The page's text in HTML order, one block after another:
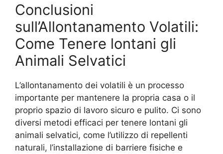
Conclusioni
sull’Allontanamento Volatili:
Come Tenere lontani gli
Animali Selvatici
L’allontanamento dei volatili è un processo
importante per mantenere la propria casa o il
proprio spazio di lavoro sicuro e pulito. Ci sono
diversi metodi efficaci per tenere lontani gli
animali selvatici, come l’utilizzo di repellenti
naturali, l’installazione di barriere fisiche e